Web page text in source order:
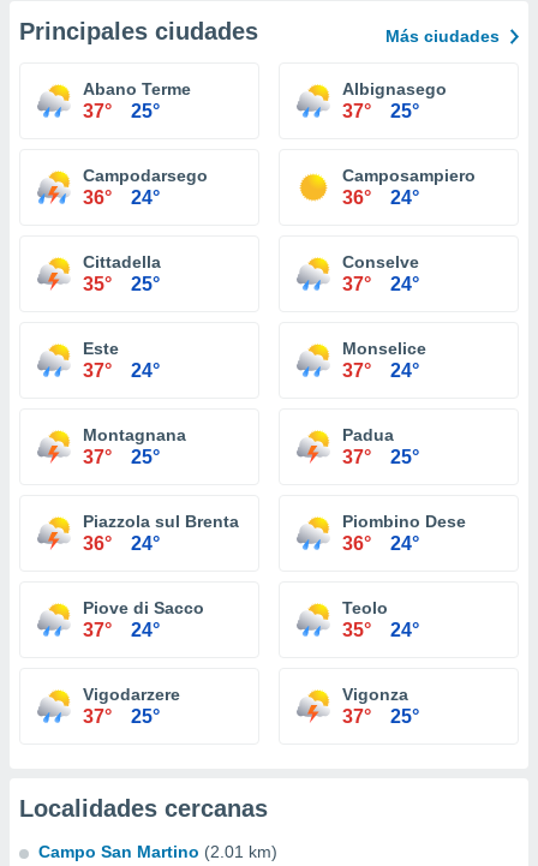
Principales ciudades Más ciudades
Abano Terme
37° 25°
Albignasego
37° 25°
Campodarsego
36° 24°
Camposampiero
36° 24°
Cittadella
35° 25°
Conselve
37° 24°
Este
37° 24°
Monselice
37° 24°
Montagnana
37° 25°
Padua
37° 25°
Piazzola sul Brenta
36° 24°
Piombino Dese
36° 24°
Piove di Sacco
37° 24°
Teolo
35° 24°
Vigodarzere
37° 25°
Vigonza
37° 25°
Localidades cercanas
Campo San Martino (2.01 km)